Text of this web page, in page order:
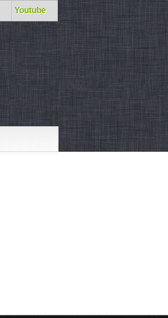
Youtube